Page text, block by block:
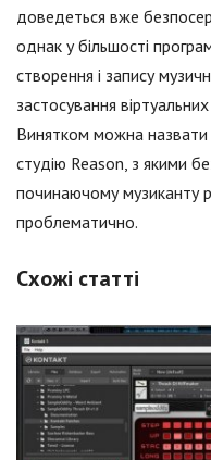
доведеться вже
однак у більшості
створення і запису
застосування
Винятком можна назвати
студію Reason, з якими
починаючому музиканту
проблематично.
Схожі статті